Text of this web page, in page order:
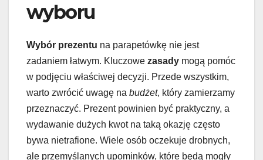
wyboru
Wybór prezentu na parapetówkę nie jest
zadaniem łatwym. Kluczowe zasady mogą pomóc
w podjęciu właściwej decyzji. Przede wszystkim,
warto zwrócić uwagę na budżet, który zamierzamy
przeznaczyć. Prezent powinien być praktyczny, a
wydawanie dużych kwot na taką okazję często
bywa nietrafione. Wiele osób oczekuje drobnych,
ale przemyślanych upominków, które będą mogły